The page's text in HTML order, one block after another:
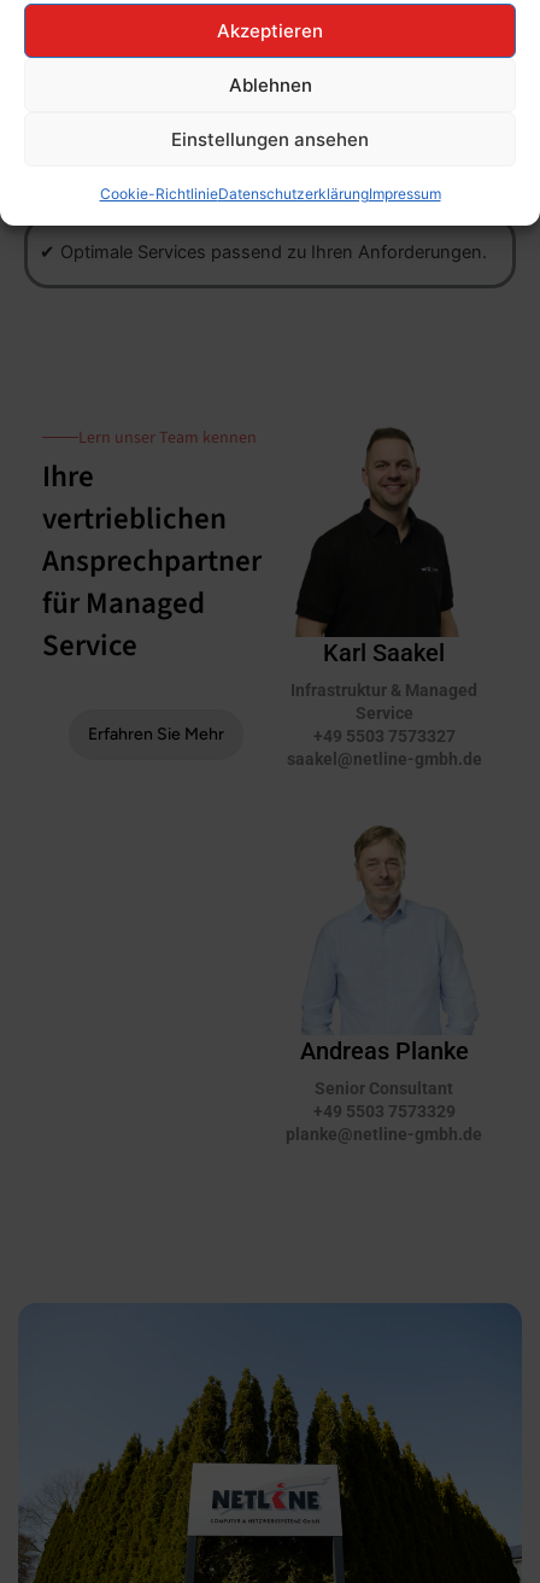
Akzeptieren
Ablehnen
Einstellungen ansehen
Cookie-RichtlinieDatenschutzerklärungImpressum
✔ Sicherung und zuverlässige Wiederherstellung Ihrer
✔ Optimale Services passend zu Ihren Anforderungen.
───Lern unser Team kennen
Ihre
vertrieblichen
Ansprechpartner
für Managed
Service
Erfahren Sie Mehr
Karl Saakel
Infrastruktur & Managed
Service
+49 5503 7573327
saakel@netline-gmbh.de
Andreas Planke
Senior Consultant
+49 5503 7573329
planke@netline-gmbh.de